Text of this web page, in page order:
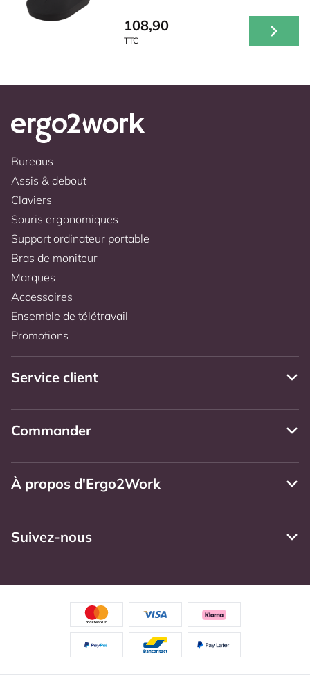
108,90
TTC
Bureaus
Assis & debout
Claviers
Souris ergonomiques
Support ordinateur portable
Bras de moniteur
Marques
Accessoires
Ensemble de télétravail
Promotions
Service client
Commander
À propos d'Ergo2Work
Suivez-nous